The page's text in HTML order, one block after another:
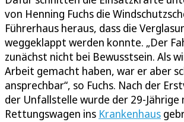
von Henning Fuchs die
Führerhaus heraus, dass die
weggeklappt werden konnte. „Der
zunächst nicht bei Bewusstsein. Als
Arbeit gemacht haben, war er aber
ansprechbar“, so Fuchs. Nach der
der Unfallstelle wurde der 29-Jährige
Rettungswagen ins Krankenhaus